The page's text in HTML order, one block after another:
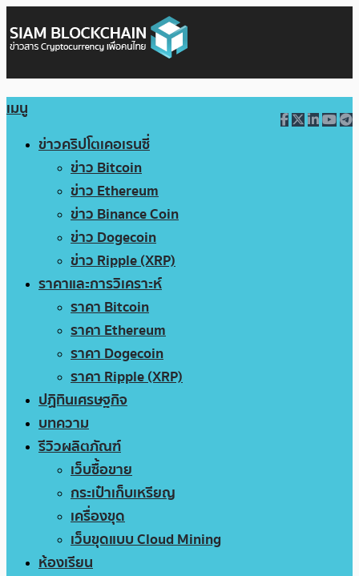
เมนู
ข่าวคริปโตเคอเรนซี่
ข่าว Bitcoin
ข่าว Ethereum
ข่าว Binance Coin
ข่าว Dogecoin
ข่าว Ripple (XRP)
ราคาและการวิเคราะห์
ราคา Bitcoin
ราคา Ethereum
ราคา Dogecoin
ราคา Ripple (XRP)
ปฏิทินเศรษฐกิจ
บทความ
รีวิวผลิตภัณฑ์
เว็บซื้อขาย
กระเป๋าเก็บเหรียญ
เครื่องขุด
เว็บขุดแบบ Cloud Mining
ห้องเรียน